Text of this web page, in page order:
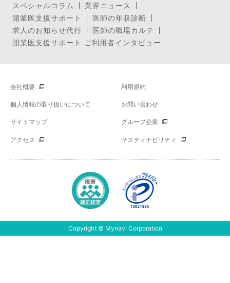
スペシャルコラム
業界ニュース
開業医支援サポート
医師の年収診断
求人のお知らせ代行
医師の職場カルテ
開業医支援サポート ご利用者インタビュー
会社概要 利用規約
個人情報の取り扱いについて お問い合わせ
サイトマップ グループ企業
アクセス サスティナビリティ
Copyright © Mynavi Corporation